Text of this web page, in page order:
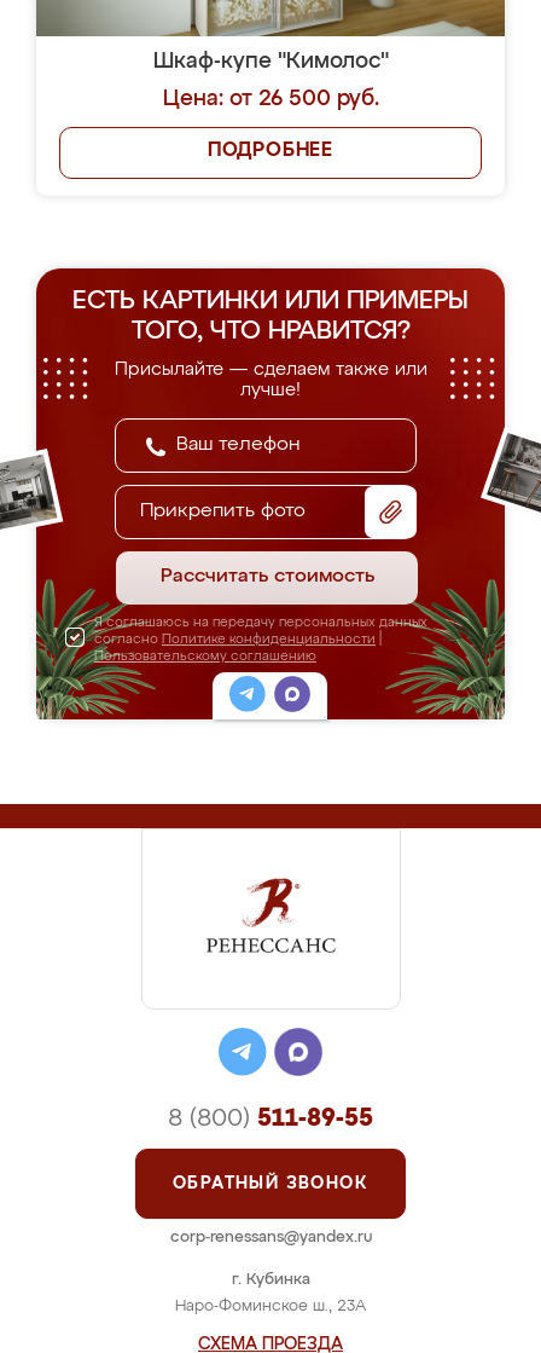
Шкаф-купе "Кимолос"
Цена: от 26 500 руб.
ПОДРОБНЕЕ
ЕСТЬ КАРТИНКИ ИЛИ ПРИМЕРЫ
ТОГО, ЧТО НРАВИТСЯ?
Присылайте — сделаем также или
лучше!
Прикрепить фото
Рассчитать стоимость
Я соглашаюсь на передачу персональных данных
согласно Политике конфиденциальности
Пользовательскому соглашению
г. Кубинка
Наро-Фоминское ш., 23А
СХЕМА ПРОЕЗДА
8 (800) 511-89-55
ОБРАТНЫЙ ЗВОНОК
corp-renessans@yandex.ru